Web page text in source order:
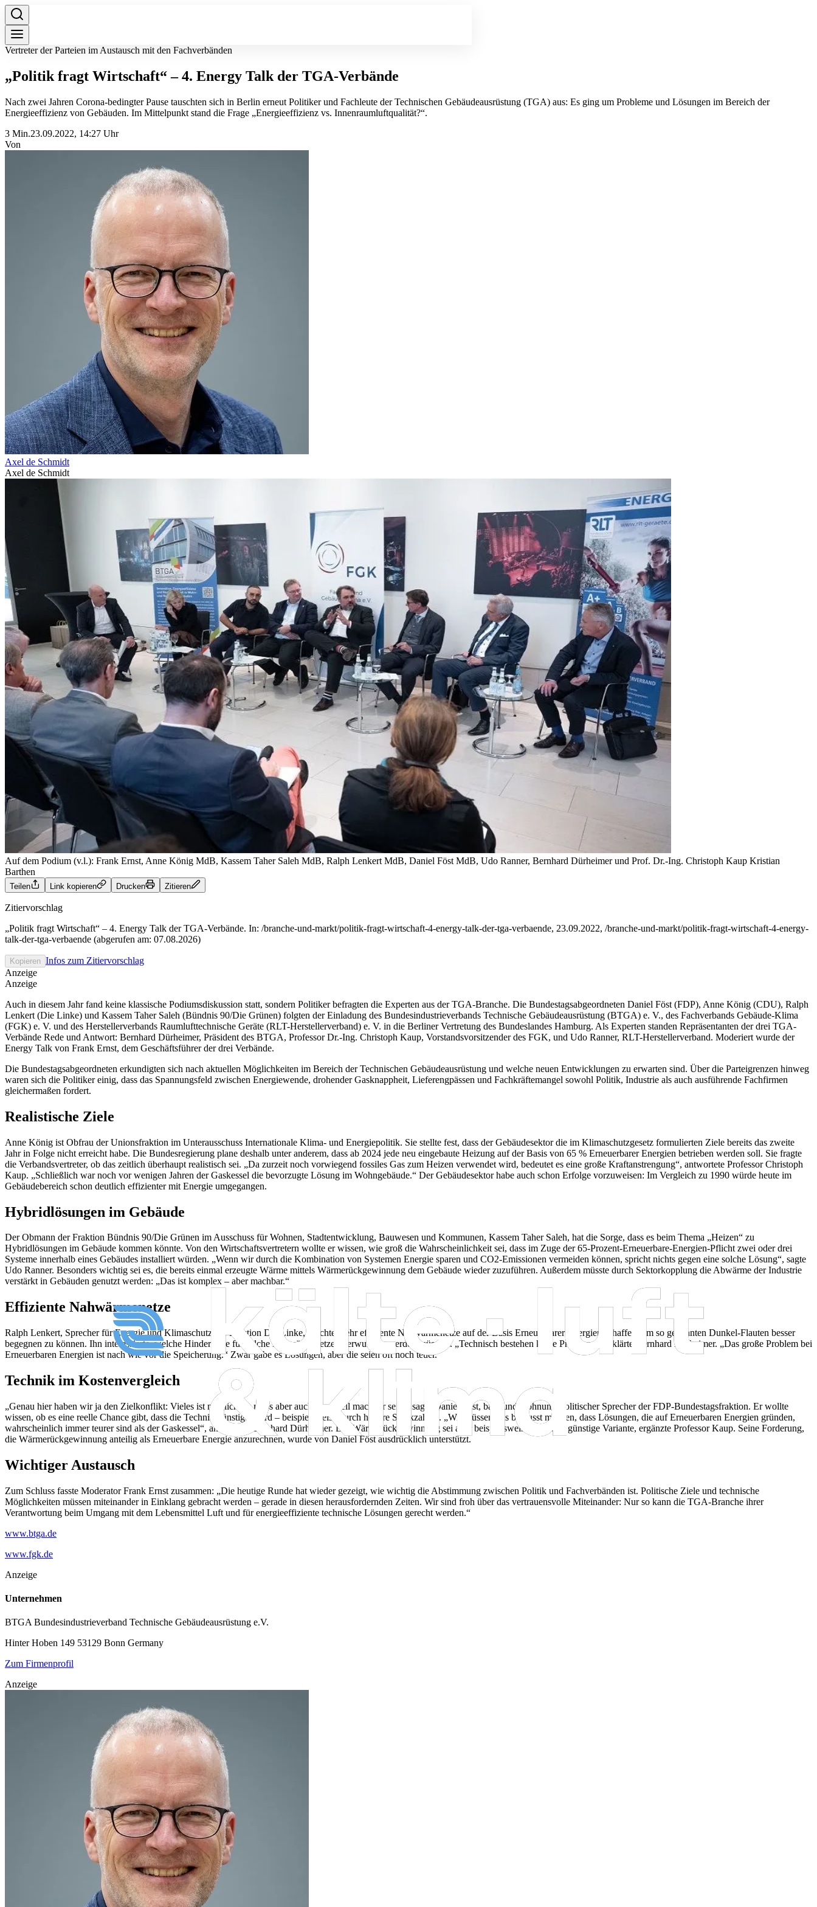
Vertreter der Parteien im Austausch mit den Fachverbänden
„Politik fragt Wirtschaft“ – 4. Energy Talk der TGA-Verbände
Nach zwei Jahren Corona-bedingter Pause tauschten sich in Berlin erneut Politiker und Fachleute der Technischen Gebäudeausrüstung (TGA) aus: Es ging um Probleme und Lösungen im Bereich der
Energieeffizienz von Gebäuden. Im Mittelpunkt stand die Frage „Energieeffizienz vs. Innenraumluftqualität?“.
3 Min.23.09.2022, 14:27 Uhr
Von
Axel de Schmidt
Axel de Schmidt
Auf dem Podium (v.l.): Frank Ernst, Anne König MdB, Kassem Taher Saleh MdB, Ralph Lenkert MdB, Daniel Föst MdB, Udo Ranner, Bernhard Dürheimer und Prof. Dr.-Ing. Christoph Kaup Kristian
Barthen
Teilen Link kopieren Drucken Zitieren
Zitiervorschlag
„Politik fragt Wirtschaft“ – 4. Energy Talk der TGA-Verbände. In: /branche-und-markt/politik-fragt-wirtschaft-4-energy-talk-der-tga-verbaende, 23.09.2022, /branche-und-markt/politik-fragt-wirtschaft-4-energy-
talk-der-tga-verbaende (abgerufen am: 07.08.2026)
Kopieren Infos zum Zitiervorschlag
Anzeige
Anzeige
Auch in diesem Jahr fand keine klassische Podiumsdiskussion statt, sondern Politiker befragten die Experten aus der TGA-Branche. Die Bundestagsabgeordneten Daniel Föst (FDP), Anne König (CDU), Ralph
Lenkert (Die Linke) und Kassem Taher Saleh (Bündnis 90/Die Grünen) folgten der Einladung des Bundesindustrieverbands Technische Gebäudeausrüstung (BTGA) e. V., des Fachverbands Gebäude-Klima
(FGK) e. V. und des Herstellerverbands Raumlufttechnische Geräte (RLT-Herstellerverband) e. V. in die Berliner Vertretung des Bundeslandes Hamburg. Als Experten standen Repräsentanten der drei TGA-
Verbände Rede und Antwort: Bernhard Dürheimer, Präsident des BTGA, Professor Dr.-Ing. Christoph Kaup, Vorstandsvorsitzender des FGK, und Udo Ranner, RLT-Herstellerverband. Moderiert wurde der
Energy Talk von Frank Ernst, dem Geschäftsführer der drei Verbände.
Die Bundestagsabgeordneten erkundigten sich nach aktuellen Möglichkeiten im Bereich der Technischen Gebäudeausrüstung und welche neuen Entwicklungen zu erwarten sind. Über die Parteigrenzen hinweg
waren sich die Politiker einig, dass das Spannungsfeld zwischen Energiewende, drohender Gasknappheit, Lieferengpässen und Fachkräftemangel sowohl Politik, Industrie als auch ausführende Fachfirmen
gleichermaßen fordert.
Realistische Ziele
Anne König ist Obfrau der Unionsfraktion im Unterausschuss Internationale Klima- und Energiepolitik. Sie stellte fest, dass der Gebäudesektor die im Klimaschutzgesetz formulierten Ziele bereits das zweite
Jahr in Folge nicht erreicht habe. Die Bundesregierung plane deshalb unter anderem, dass ab 2024 jede neu eingebaute Heizung auf der Basis von 65 % Erneuerbarer Energien betrieben werden soll. Sie fragte
die Verbandsvertreter, ob das zeitlich überhaupt realistisch sei. „Da zurzeit noch vorwiegend fossiles Gas zum Heizen verwendet wird, bedeutet es eine große Kraftanstrengung“, antwortete Professor Christoph
Kaup. „Schließlich war noch vor wenigen Jahren der Gaskessel die bevorzugte Lösung im Wohngebäude.“ Der Gebäudesektor habe auch schon Erfolge vorzuweisen: Im Vergleich zu 1990 würde heute im
Gebäudebereich schon deutlich effizienter mit Energie umgegangen.
Hybridlösungen im Gebäude
Der Obmann der Fraktion Bündnis 90/Die Grünen im Ausschuss für Wohnen, Stadtentwicklung, Bauwesen und Kommunen, Kassem Taher Saleh, hat die Sorge, dass es beim Thema „Heizen“ zu
Hybridlösungen im Gebäude kommen könnte. Von den Wirtschaftsvertretern wollte er wissen, wie groß die Wahrscheinlichkeit sei, dass im Zuge der 65-Prozent-Erneuerbare-Energien-Pflicht zwei oder drei
Systeme innerhalb eines Gebäudes installiert würden. „Wenn wir durch die Kombination von Systemen Energie sparen und CO2-Emissionen vermeiden können, spricht nichts gegen eine solche Lösung“, sagte
Udo Ranner. Besonders wichtig sei es, die bereits einmal erzeugte Wärme mittels Wärmerückgewinnung dem Gebäude wieder zuzuführen. Außerdem müsste durch Sektorkopplung die Abwärme der Industrie
verstärkt in Gebäuden genutzt werden: „Das ist komplex – aber machbar.“
Effiziente Nahwärmenetze
Ralph Lenkert, Sprecher für Energie und Klimaschutz der Fraktion Die Linke, möchte mehr effiziente Nahwärmenetze auf der Basis Erneuerbarer Energien schaffen, um so genannten Dunkel-Flauten besser
begegnen zu können. Ihn interessierte, welche Hindernisse für solche Nahwärmenetze überwunden werden müssten. „Technisch bestehen keine Probleme“, erklärte Bernhard Dürheimer. „Das große Problem bei
Erneuerbaren Energien ist nach wie vor die Speicherung.“ Zwar gäbe es Lösungen, aber die seien oft noch teuer.
Technik im Kostenvergleich
„Genau hier haben wir ja den Zielkonflikt: Vieles ist möglich, es muss aber auch finanziell machbar sein“, sagte Daniel Föst, bau- und wohnungspolitischer Sprecher der FDP-Bundestagsfraktion. Er wollte
wissen, ob es eine reelle Chance gibt, dass die Technik günstiger wird – beispielsweise durch höhere Stückzahlen. „Wir müssen uns bewusst machen, dass Lösungen, die auf Erneuerbaren Energien gründen,
wahrscheinlich immer teurer sind als der Gaskessel“, antwortete Bernhard Dürheimer. Die Wärmerückgewinnung sei aber beispielsweise eine sehr günstige Variante, ergänzte Professor Kaup. Seine Forderung,
die Wärmerückgewinnung anteilig als Erneuerbare Energie anzurechnen, wurde von Daniel Föst ausdrücklich unterstützt.
Wichtiger Austausch
Zum Schluss fasste Moderator Frank Ernst zusammen: „Die heutige Runde hat wieder gezeigt, wie wichtig die Abstimmung zwischen Politik und Fachverbänden ist. Politische Ziele und technische
Möglichkeiten müssen miteinander in Einklang gebracht werden – gerade in diesen herausfordernden Zeiten. Wir sind froh über das vertrauensvolle Miteinander: Nur so kann die TGA-Branche ihrer
Verantwortung beim Umgang mit dem Lebensmittel Luft und für energieeffiziente technische Lösungen gerecht werden.“
www.btga.de
www.fgk.de
Anzeige
Unternehmen
BTGA Bundesindustrieverband Technische Gebäudeausrüstung e.V.
Hinter Hoben 149 53129 Bonn Germany
Zum Firmenprofil
Anzeige